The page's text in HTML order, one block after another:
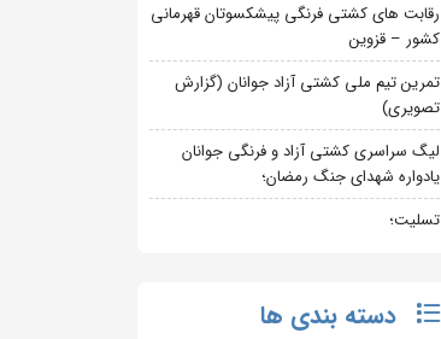
رقابت های کشتی فرنگی پیشکسوتان قهرمانی
کشور – قزوین
تمرین تیم ملی کشتی آزاد جوانان (گزارش
تصویری)
لیگ سراسری کشتی آزاد و فرنگی جوانان
یادواره شهدای جنگ رمضان؛
تسلیت؛
دسته بندی ها